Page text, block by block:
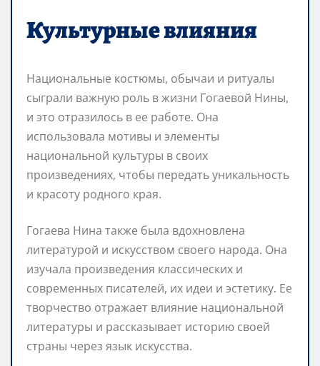
Культурные влияния
Национальные костюмы, обычаи и ритуалы
сыграли важную роль в жизни Гогаевой Нины,
и это отразилось в ее работе. Она
использовала мотивы и элементы
национальной культуры в своих
произведениях, чтобы передать уникальность
и красоту родного края.
Гогаева Нина также была вдохновлена
литературой и искусством своего народа. Она
изучала произведения классических и
современных писателей, их идеи и эстетику. Ее
творчество отражает влияние национальной
литературы и рассказывает историю своей
страны через язык искусства.